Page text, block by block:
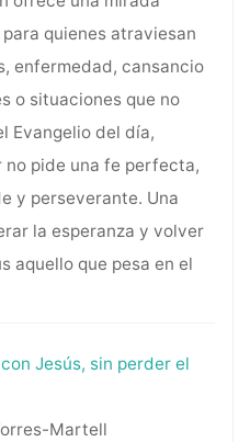
quienes atraviesan
enfermedad, cansancio
o situaciones que no
Evangelio del día,
no pide una fe perfecta,
y perseverante. Una
la esperanza y volver
aquello que pesa en el
Jesús, sin perder el
Martell